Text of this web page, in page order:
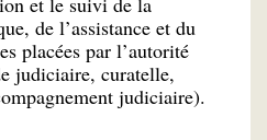
de l’assistance et du
placées par l’autorité
judiciaire, curatelle,
judiciaire).